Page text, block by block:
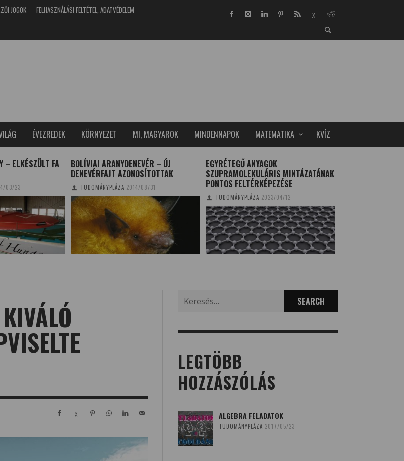
JOGOK
FELHASZNÁLÁSI FELTÉTEL, ADATVÉDELEM
ÉVEZREDEK KÖRNYEZET MI, MAGYAROK MINDENNAPOK MATEMATIKA KVÍZ
– ELKÉSZÜLT FA
03/23
BOLÍVIAI ARANYDENEVÉR – ÚJ
DENEVÉRFAJT AZONOSÍTOTTAK
TUDOMÁNYPLÁZA 2014/08/31
EGYRÉTEGŰ ANYAGOK
SZUPRAMOLEKULÁRIS MINTÁZATÁNAK
PONTOS FELTÉRKÉPEZÉSE
TUDOMÁNYPLÁZA 2023/04/12
for:
LEGTÖBB
HOZZÁSZÓLÁS
ALGEBRA FELADATOK
TUDOMÁNYPLÁZA 2017/05/23